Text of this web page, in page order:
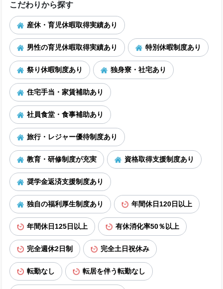
こだわりから探す
産休・育児休暇取得実績あり
男性の育児休暇取得実績あり 特別休暇制度あり
祭り休暇制度あり 独身寮・社宅あり
住宅手当・家賃補助あり
社員食堂・食事補助あり
旅行・レジャー優待制度あり
教育・研修制度が充実 資格取得支援制度あり
奨学金返済支援制度あり
独自の福利厚生制度あり 年間休日120日以上
年間休日125日以上 有休消化率50％以上
完全週休2日制 完全土日祝休み
転勤なし 転居を伴う転勤なし